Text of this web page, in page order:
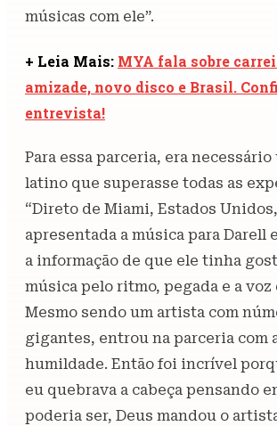
músicas com ele”.
+ Leia Mais: MYA fala sobre
amizade, novo disco e Brasil.
entrevista!
Para essa parceria, era necessário
latino que superasse todas as
“Direto de Miami, Estados
apresentada a música para Darell
a informação de que ele tinha
música pelo ritmo, pegada e a voz
Mesmo sendo um artista com
gigantes, entrou na parceria com
humildade. Então foi incrível
eu quebrava a cabeça pensando
poderia ser, Deus mandou o